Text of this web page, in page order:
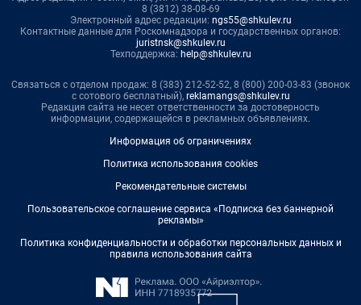
8 (3812) 38-08-69
Электронный адрес редакции: ngs55@shkulev.ru
Контактные данные для Роскомнадзора и государственных органов:
juristnsk@shkulev.ru
Техподдержка: help@shkulev.ru
Связаться с отделом продаж: 8 (383) 212-52-52, 8 (800) 200-03-83 (звонок
с сотового бесплатный), reklamangs@shkulev.ru
Редакция сайта не несет ответственности за достоверность
информации, содержащейся в рекламных объявлениях.
Информация об ограничениях
Политика использования cookies
Рекомендательные системы
Пользовательское соглашение сервиса «Подписка без баннерной
рекламы»
Политика конфиденциальности и обработки персональных данных и
правила использования сайта